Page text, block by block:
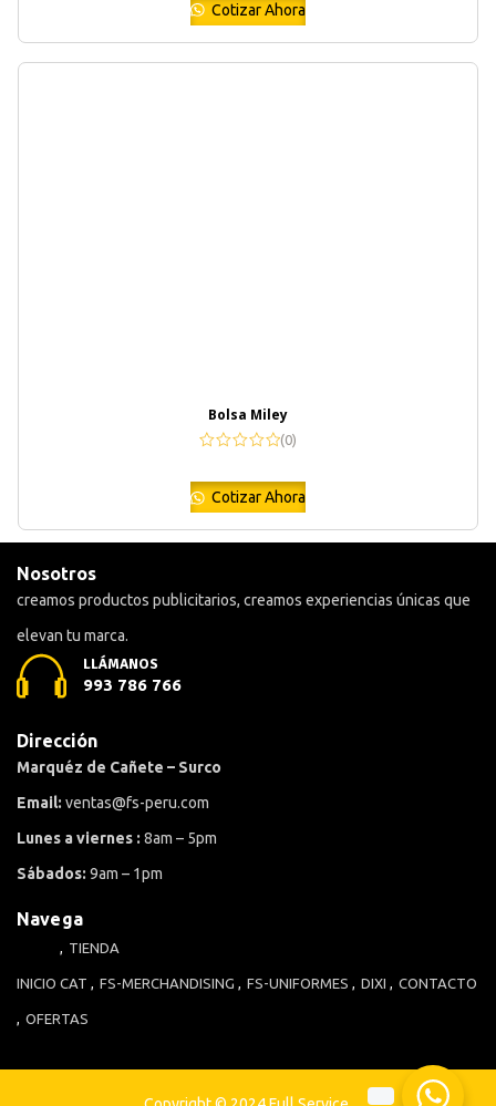
Cotizar Ahora
Bolsa Miley
(0)
Cotizar Ahora
Nosotros
creamos productos publicitarios, creamos experiencias únicas que
elevan tu marca.
LLÁMANOS
993 786 766
Dirección
Marquéz de Cañete – Surco
Email: ventas@fs-peru.com
Lunes a viernes : 8am – 5pm
Sábados: 9am – 1pm
Navega
INICIO
TIENDA
CAT FS-MERCHANDISING FS-UNIFORMES DIXI CONTACTO
OFERTAS